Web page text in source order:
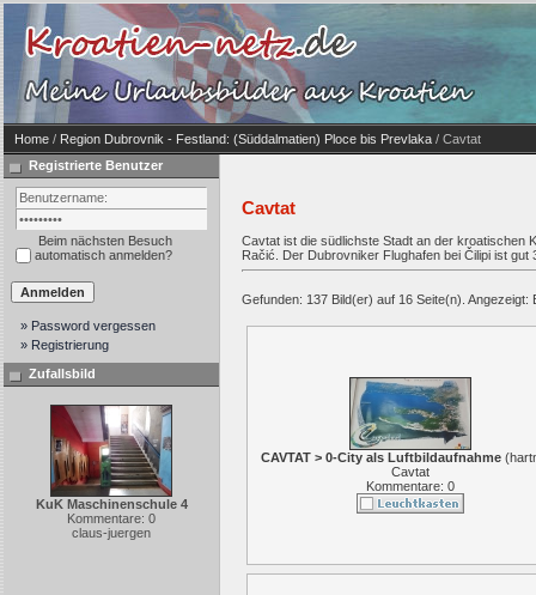
Home / Region Dubrovnik - Festland: (Süddalmatien) Ploce bis Prevlaka / Cavtat
Registrierte Benutzer
Beim nächsten Besuch
automatisch anmelden?
» Password vergessen
» Registrierung
Zufallsbild
KuK Maschinenschule 4
Kommentare: 0
claus-juergen
Cavtat
Cavtat ist die südlichste Stadt an der kroatischen
Račić. Der Dubrovniker Flughafen bei Čilipi ist gut
Gefunden: 137 Bild(er) auf 16 Seite(n). Angezeigt:
CAVTAT > 0-City als Luftbildaufnahme (
Cavtat
Kommentare: 0